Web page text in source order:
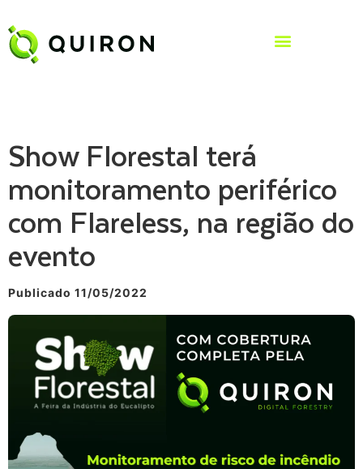
Show Florestal terá
monitoramento periférico
com Flareless, na região do
evento
Publicado 11/05/2022